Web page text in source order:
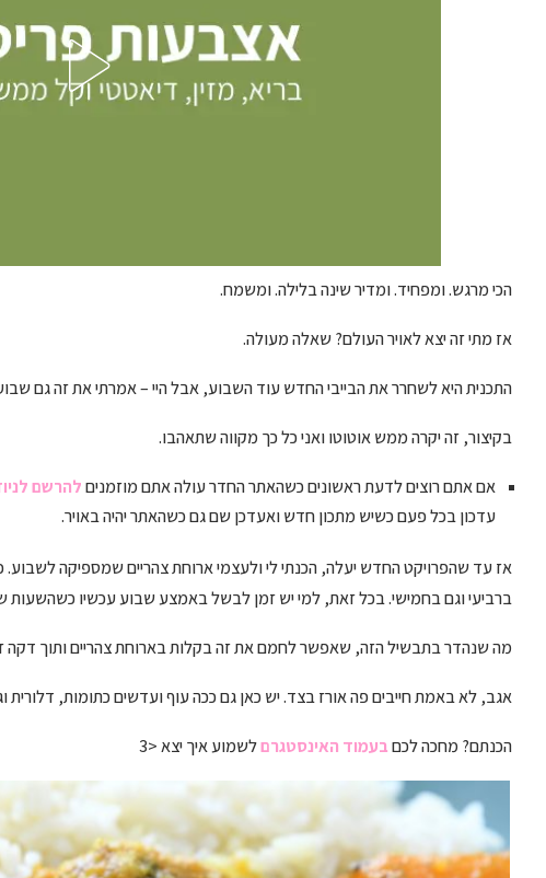
הכי מרגש. ומפחיד. ומדיר שינה בלילה. ומשמח.
אז מתי זה יצא לאויר העולם? שאלה מעולה.
התכנית היא לשחרר את הבייבי החדש עוד השבוע, אבל היי – אמרתי את זה גם
בקיצור, זה יקרה ממש אוטוטו ואני כל כך מקווה שתאהבו.
אם אתם רוצים לדעת ראשונים כשהאתר החדר עולה אתם מוזמניםלהרשם
עדכון בכל פעם כשיש מתכון חדש ואעדכן שם גם כשהאתר יהיה באויר.
אז עד שהפרויקט החדש יעלה, הכנתי לי ולעצמי ארוחת צהריים שמספיקה לשבוע.
ברביעי וגם בחמישי. בכל זאת, למי יש זמן לבשל באמצע שבוע עכשיו כשהשעות
מה שנהדר בתבשיל הזה, שאפשר לחמם את זה בקלות בארוחת צהריים ותוך דקה
אגב, לא באמת חייבים פה אורז בצד. יש כאן גם ככה עוף ועדשים כתומות, דלורית
הכנתם? מחכה לכםבעמוד האינסטגרםלשמוע איך יצא <3